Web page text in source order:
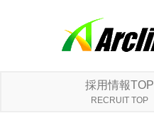
採用情報TOP
RECRUIT TOP